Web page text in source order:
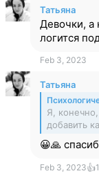
Татьяна
Девочки, а
логится
Feb 3, 2023
Татьяна
Я,
добавить
😀🙏
Feb 3, 2023👍1